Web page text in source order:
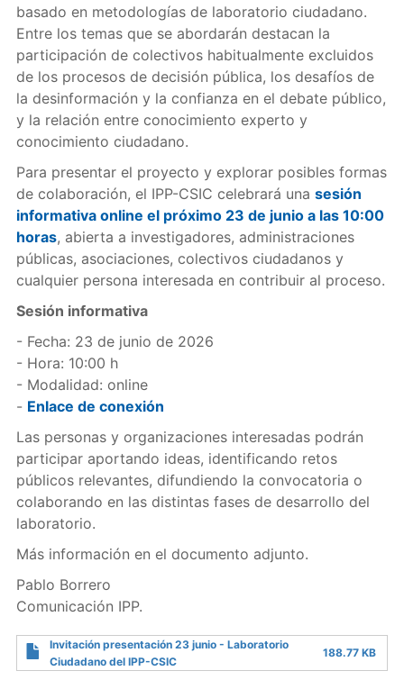
basado en metodologías de laboratorio ciudadano.
Entre los temas que se abordarán destacan la
participación de colectivos habitualmente excluidos
de los procesos de decisión pública, los desafíos de
la desinformación y la confianza en el debate público,
y la relación entre conocimiento experto y
conocimiento ciudadano.
Para presentar el proyecto y explorar posibles formas
de colaboración, el IPP-CSIC celebrará una sesión
informativa online el próximo 23 de junio a las 10:00
horas, abierta a investigadores, administraciones
públicas, asociaciones, colectivos ciudadanos y
cualquier persona interesada en contribuir al proceso.
Sesión informativa
- Fecha: 23 de junio de 2026
- Hora: 10:00 h
- Modalidad: online
- Enlace de conexión
Las personas y organizaciones interesadas podrán
participar aportando ideas, identificando retos
públicos relevantes, difundiendo la convocatoria o
colaborando en las distintas fases de desarrollo del
laboratorio.
Más información en el documento adjunto.
Pablo Borrero
Comunicación IPP.
Invitación presentación 23 junio - Laboratorio
Ciudadano del IPP-CSIC
188.77 KB